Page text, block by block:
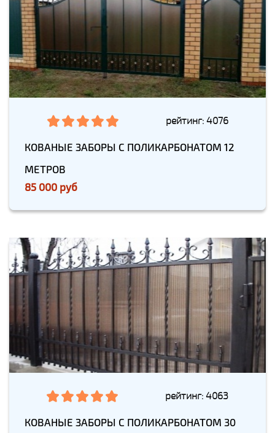
рейтинг: 4076
КОВАНЫЕ ЗАБОРЫ С ПОЛИКАРБОНАТОМ 12
МЕТРОВ
85 000 руб
рейтинг: 4063
КОВАНЫЕ ЗАБОРЫ С ПОЛИКАРБОНАТОМ 30